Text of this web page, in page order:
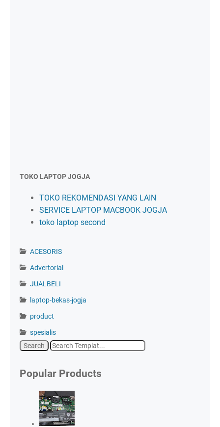
TOKO LAPTOP JOGJA
TOKO REKOMENDASI YANG LAIN
SERVICE LAPTOP MACBOOK JOGJA
toko laptop second
ACESORIS
Advertorial
JUALBELI
laptop-bekas-jogja
product
spesialis
Popular Products